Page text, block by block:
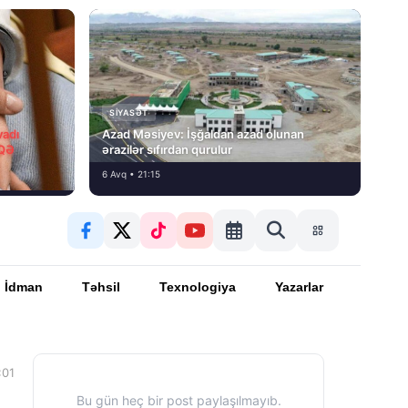
SIYASƏT
Azad Məsiyev: İşğaldan azad olunan
ərazilər sıfırdan qurulur
6 Avq • 21:15
İdman Təhsil Texnologiya Yazarlar
Bu gün heç bir post paylaşılmayıb.